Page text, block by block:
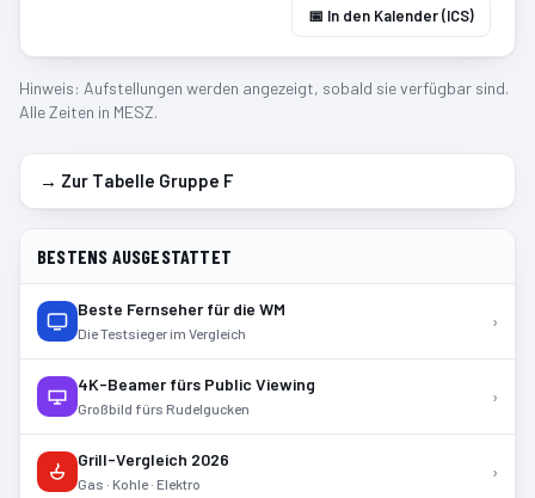
📅 In den Kalender (ICS)
Hinweis: Aufstellungen werden angezeigt, sobald sie verfügbar sind.
Alle Zeiten in MESZ.
→ Zur Tabelle Gruppe F
BESTENS AUSGESTATTET
Beste Fernseher für die WM
Die Testsieger im Vergleich
›
4K-Beamer fürs Public Viewing
Großbild fürs Rudelgucken
›
Grill-Vergleich 2026
Gas · Kohle · Elektro
›